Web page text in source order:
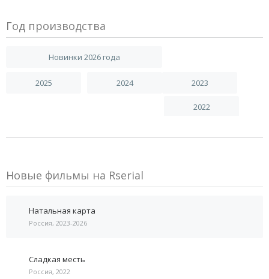
Год производства
Новинки 2026 года
2025 2024 2023
2022
Новые фильмы на Rserial
Натальная карта
Россия, 2023-2026
Сладкая месть
Россия, 2022